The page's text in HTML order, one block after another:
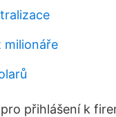
milionáře
přihlášení k